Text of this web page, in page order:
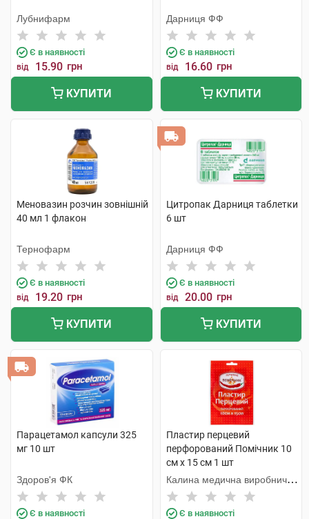
Лубнифарм
Є в наявності
від 15.90 грн
КУПИТИ
Дарниця ФФ
Є в наявності
від 16.60 грн
КУПИТИ
Меновазин розчин зовнішній
40 мл 1 флакон
Тернофарм
Є в наявності
від 19.20 грн
КУПИТИ
Цитропак Дарниця таблетки
6 шт
Дарниця ФФ
Є в наявності
від 20.00 грн
КУПИТИ
Парацетамол капсули 325
мг 10 шт
Здоров'я ФК
Є в наявності
Пластир перцевий
перфорований Помічник 10
см х 15 см 1 шт
Калина медична виробнича
компанія
Є в наявності